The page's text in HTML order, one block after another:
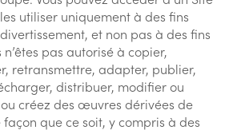
utiliser uniquement à des fins
et non pas à des fins
pas autorisé à copier,
retransmettre, adapter, publier,
distribuer, modifier ou
créez des œuvres dérivées de
que ce soit, y compris à des